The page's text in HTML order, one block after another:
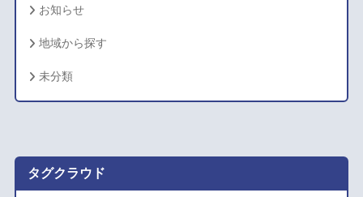
お知らせ
地域から探す
未分類
タグクラウド